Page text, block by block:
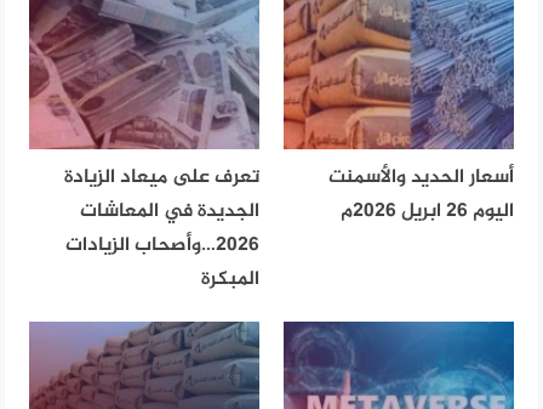
أسعار الحديد والأسمنت
اليوم 26 ابريل 2026م
تعرف على ميعاد الزيادة
الجديدة في المعاشات
2026…وأصحاب الزيادات
المبكرة